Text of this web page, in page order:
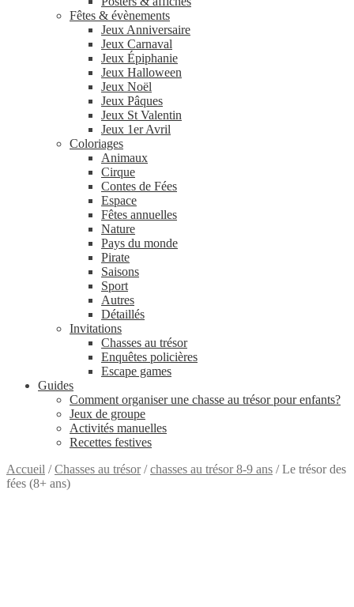
Fêtes & évènements
Jeux Anniversaire
Jeux Carnaval
Jeux Épiphanie
Jeux Halloween
Jeux Noël
Jeux Pâques
Jeux St Valentin
Jeux 1er Avril
Coloriages
Animaux
Cirque
Contes de Fées
Espace
Fêtes annuelles
Nature
Pays du monde
Pirate
Saisons
Sport
Autres
Détaillés
Invitations
Chasses au trésor
Enquêtes policières
Escape games
Guides
Comment organiser une chasse au trésor pour enfants?
Jeux de groupe
Activités manuelles
Recettes festives
Accueil /Chasses au trésor/chasses au trésor 8-9 ans /Le trésor des
fées (8+ ans)